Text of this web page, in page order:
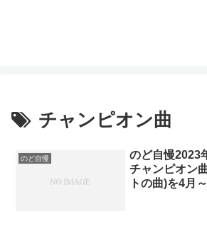
チャンピオン曲
のど自慢
のど自慢2023
チャンピオン
トの曲)を4月